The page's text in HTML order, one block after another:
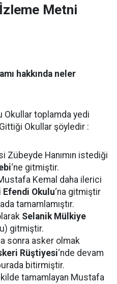
Metni
hakkında neler
Okullar toplamda yedi
Okullar şöyledir :
Zübeyde Hanımın istediği
‘ne gitmiştir.
Kemal daha ilerici
Efendi Okulu‘na gitmiştir
tamamlamıştır.
Selanik Mülkiye
gitmiştir.
sonra asker olmak
Rüştiyesi‘nde devam
bitirmiştir.
tamamlayan Mustafa